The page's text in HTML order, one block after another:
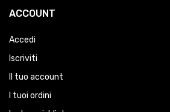
ACCOUNT
Accedi
Iscriviti
Il tuo account
I tuoi ordini